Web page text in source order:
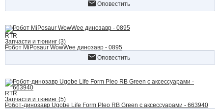
Оповестить
RTR
Запчасти и тюнинг (3)
Робот MiPosaur WowWee динозавр - 0895
Оповестить
RTR
Запчасти и тюнинг (5)
Робот-динозавр Ugobe Life Form Pleo RB Green с аксессуарами - 663940